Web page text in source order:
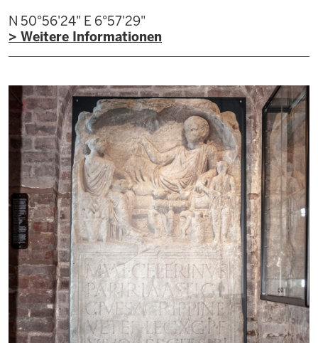
N 50°56'24" E 6°57'29"
> Weitere Informationen